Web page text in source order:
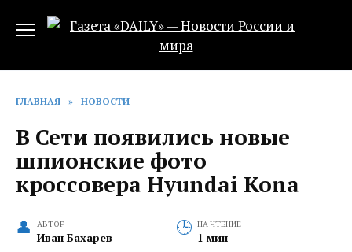
ГЛАВНАЯ » НОВОСТИ
В Сети появились новые
шпионские фото
кроссовера Hyundai Kona
АВТОР
Иван Бахарев
НА ЧТЕНИЕ
1 мин